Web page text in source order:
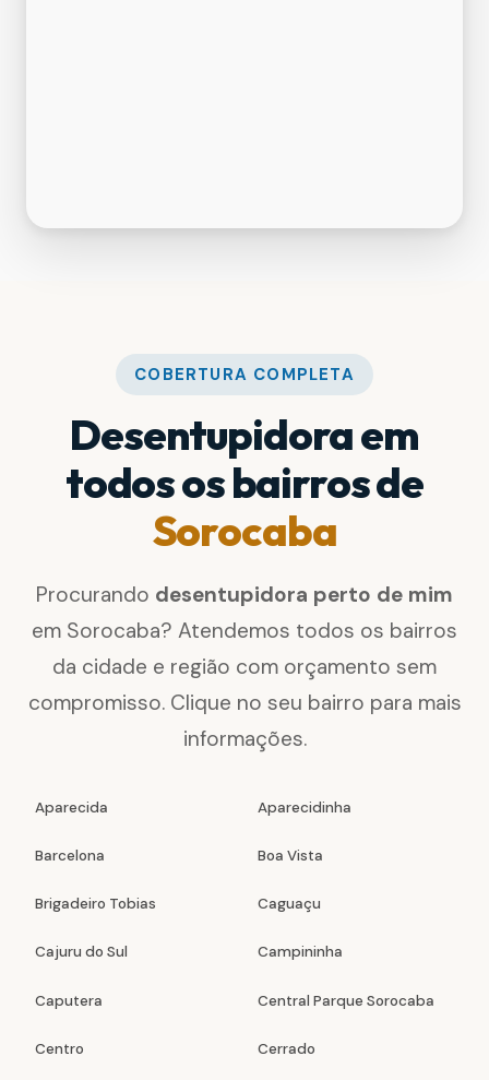
COBERTURA COMPLETA
Desentupidora em
todos os bairros de
Sorocaba
Procurando desentupidora perto de mim
em Sorocaba? Atendemos todos os bairros
da cidade e região com orçamento sem
compromisso. Clique no seu bairro para mais
informações.
Aparecida Aparecidinha
Barcelona Boa Vista
Brigadeiro Tobias Caguaçu
Cajuru do Sul Campininha
Caputera Central Parque Sorocaba
Centro Cerrado